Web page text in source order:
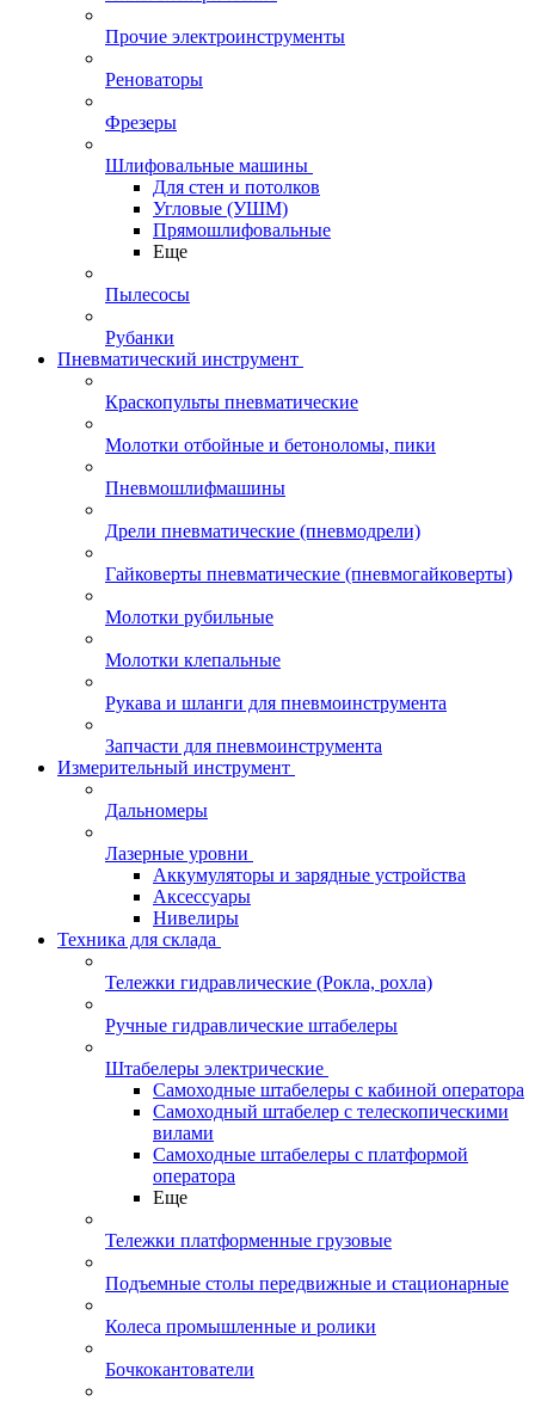
Прочие электроинструменты
Реноваторы
Фрезеры
Шлифовальные машины
Для стен и потолков
Угловые (УШМ)
Прямошлифовальные
Еще
Пылесосы
Рубанки
Пневматический инструмент
Краскопульты пневматические
Молотки отбойные и бетоноломы, пики
Пневмошлифмашины
Дрели пневматические (пневмодрели)
Гайковерты пневматические (пневмогайковерты)
Молотки рубильные
Молотки клепальные
Рукава и шланги для пневмоинструмента
Запчасти для пневмоинструмента
Измерительный инструмент
Дальномеры
Лазерные уровни
Аккумуляторы и зарядные устройства
Аксессуары
Нивелиры
Техника для склада
Тележки гидравлические (Рокла, рохла)
Ручные гидравлические штабелеры
Штабелеры электрические
Самоходные штабелеры с кабиной оператора
Самоходный штабелер с телескопическими
вилами
Самоходные штабелеры с платформой
оператора
Еще
Тележки платформенные грузовые
Подъемные столы передвижные и стационарные
Колеса промышленные и ролики
Бочкокантователи